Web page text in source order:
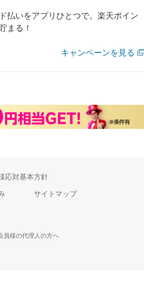
払いをアプリひとつで。楽天ポイン
まる！
キャンペーンを見る
応対基本方針
サイトマップ
員様の代理人の方へ